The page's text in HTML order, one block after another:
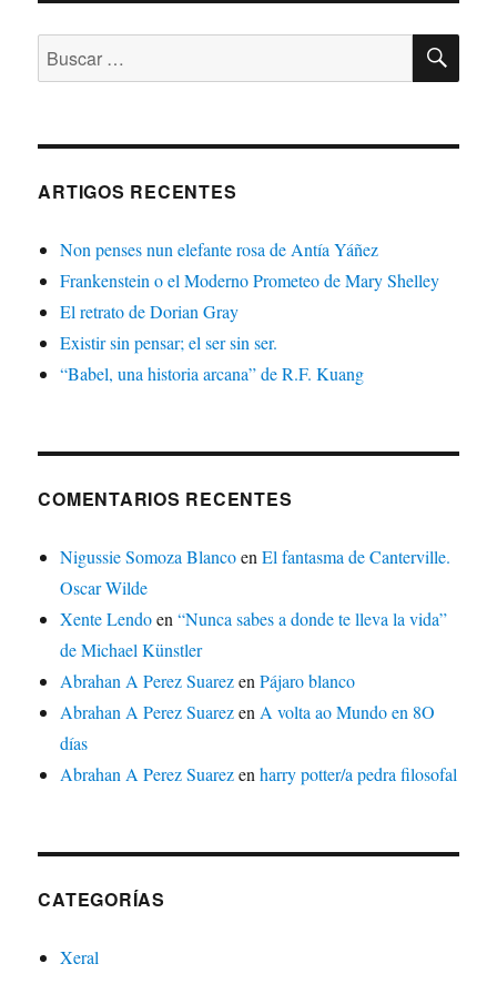
Buscar:
ARTIGOS RECENTES
Non penses nun elefante rosa de Antía Yáñez
Frankenstein o el Moderno Prometeo de Mary Shelley
El retrato de Dorian Gray
Existir sin pensar; el ser sin ser.
“Babel, una historia arcana” de R.F. Kuang
COMENTARIOS RECENTES
Nigussie Somoza BlancoenEl fantasma de Canterville.
Oscar Wilde
Xente Lendoen“Nunca sabes a donde te lleva la vida”
de Michael Künstler
Abrahan A Perez SuarezenPájaro blanco
Abrahan A Perez Suarezen A volta ao Mundo en 8O
días
Abrahan A Perez Suarezenharry potter/a pedra filosofal
CATEGORÍAS
Xeral